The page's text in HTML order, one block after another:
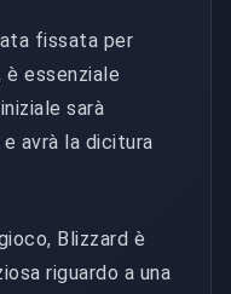
fissata per
essenziale
sarà
avrà la dicitura
Blizzard è
riguardo a una